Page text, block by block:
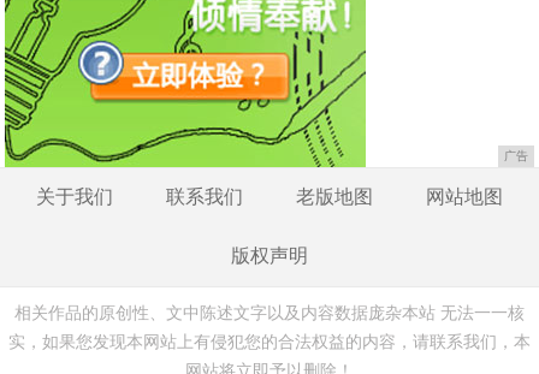
广告
关于我们 联系我们 老版地图 网站地图
版权声明
相关作品的原创性、文中陈述文字以及内容数据庞杂本站 无法一一核
实，如果您发现本网站上有侵犯您的合法权益的内容，请联系我们，本